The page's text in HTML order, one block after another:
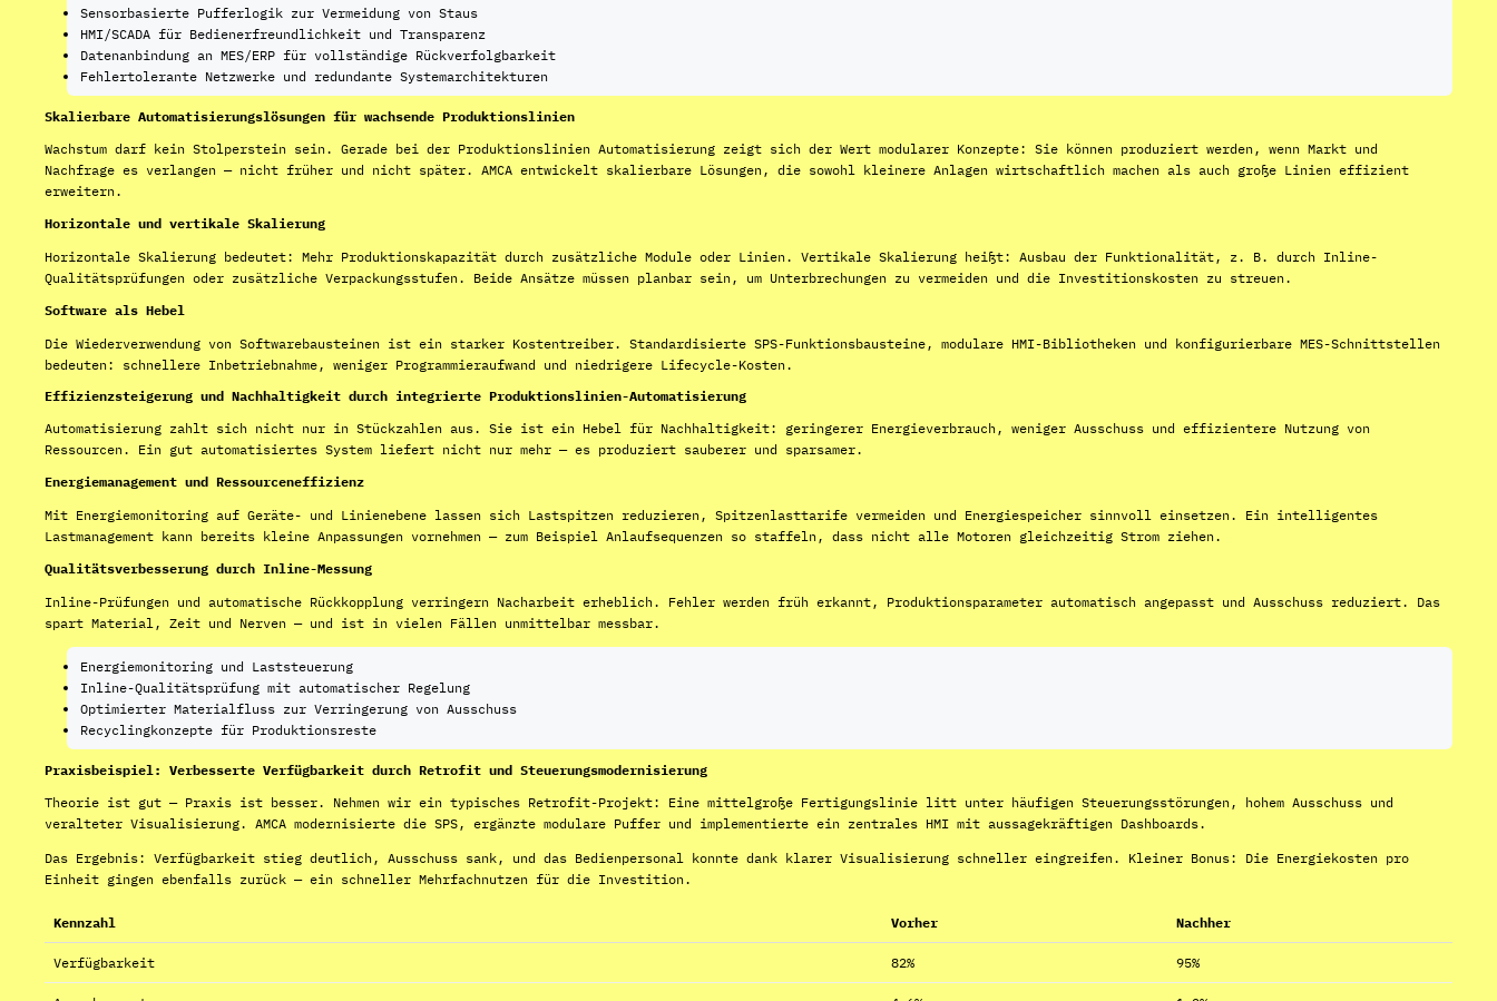
Sensorbasierte Pufferlogik zur Vermeidung von Staus
HMI/SCADA für Bedienerfreundlichkeit und Transparenz
Datenanbindung an MES/ERP für vollständige Rückverfolgbarkeit
Fehlertolerante Netzwerke und redundante Systemarchitekturen
Skalierbare Automatisierungslösungen für wachsende Produktionslinien
Wachstum darf kein Stolperstein sein. Gerade bei der Produktionslinien Automatisierung zeigt sich der Wert modularer Konzepte: Sie können produziert werden, wenn Markt und
Nachfrage es verlangen — nicht früher und nicht später. AMCA entwickelt skalierbare Lösungen, die sowohl kleinere Anlagen wirtschaftlich machen als auch große Linien effizient
erweitern.
Horizontale und vertikale Skalierung
Horizontale Skalierung bedeutet: Mehr Produktionskapazität durch zusätzliche Module oder Linien. Vertikale Skalierung heißt: Ausbau der Funktionalität, z. B. durch Inline-
Qualitätsprüfungen oder zusätzliche Verpackungsstufen. Beide Ansätze müssen planbar sein, um Unterbrechungen zu vermeiden und die Investitionskosten zu streuen.
Software als Hebel
Die Wiederverwendung von Softwarebausteinen ist ein starker Kostentreiber. Standardisierte SPS-Funktionsbausteine, modulare HMI-Bibliotheken und konfigurierbare MES-Schnittstellen
bedeuten: schnellere Inbetriebnahme, weniger Programmieraufwand und niedrigere Lifecycle-Kosten.
Effizienzsteigerung und Nachhaltigkeit durch integrierte Produktionslinien-Automatisierung
Automatisierung zahlt sich nicht nur in Stückzahlen aus. Sie ist ein Hebel für Nachhaltigkeit: geringerer Energieverbrauch, weniger Ausschuss und effizientere Nutzung von
Ressourcen. Ein gut automatisiertes System liefert nicht nur mehr — es produziert sauberer und sparsamer.
Energiemanagement und Ressourceneffizienz
Mit Energiemonitoring auf Geräte- und Linienebene lassen sich Lastspitzen reduzieren, Spitzenlasttarife vermeiden und Energiespeicher sinnvoll einsetzen. Ein intelligentes
Lastmanagement kann bereits kleine Anpassungen vornehmen — zum Beispiel Anlaufsequenzen so staffeln, dass nicht alle Motoren gleichzeitig Strom ziehen.
Qualitätsverbesserung durch Inline-Messung
Inline-Prüfungen und automatische Rückkopplung verringern Nacharbeit erheblich. Fehler werden früh erkannt, Produktionsparameter automatisch angepasst und Ausschuss reduziert. Das
spart Material, Zeit und Nerven — und ist in vielen Fällen unmittelbar messbar.
Energiemonitoring und Laststeuerung
Inline-Qualitätsprüfung mit automatischer Regelung
Optimierter Materialfluss zur Verringerung von Ausschuss
Recyclingkonzepte für Produktionsreste
Praxisbeispiel: Verbesserte Verfügbarkeit durch Retrofit und Steuerungsmodernisierung
Theorie ist gut — Praxis ist besser. Nehmen wir ein typisches Retrofit-Projekt: Eine mittelgroße Fertigungslinie litt unter häufigen Steuerungsstörungen, hohem Ausschuss und
veralteter Visualisierung. AMCA modernisierte die SPS, ergänzte modulare Puffer und implementierte ein zentrales HMI mit aussagekräftigen Dashboards.
Das Ergebnis: Verfügbarkeit stieg deutlich, Ausschuss sank, und das Bedienpersonal konnte dank klarer Visualisierung schneller eingreifen. Kleiner Bonus: Die Energiekosten pro
Einheit gingen ebenfalls zurück — ein schneller Mehrfachnutzen für die Investition.
Kennzahl Vorher Nachher
Verfügbarkeit 82% 95%